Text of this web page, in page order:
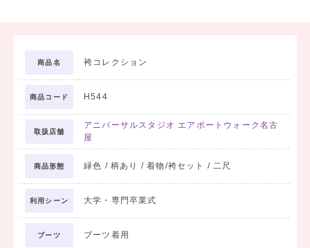
商品名 袴コレクション
商品コード H544
取扱店舗
アニバーサルスタジオ エアポートウォーク名古
屋
商品形態 緑色 / 柄あり / 着物/袴セット / 二尺
利用シーン 大学・専門卒業式
ブーツ ブーツ着用